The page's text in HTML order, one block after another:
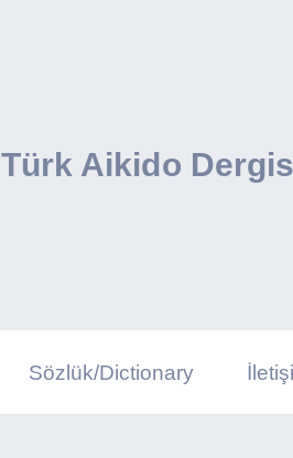
Türk Aikido
Sözlük/Dictionary